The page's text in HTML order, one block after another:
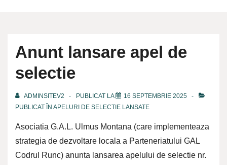
Anunt lansare apel de
selectie
ADMINSITEV2 PUBLICAT LA
16 SEPTEMBRIE 2025
PUBLICAT ÎN APELURI DE SELECTIE LANSATE
Asociatia G.A.L. Ulmus Montana (care implementeaza
strategia de dezvoltare locala a Parteneriatului GAL
Codrul Runc) anunta lansarea apelului de selectie nr.